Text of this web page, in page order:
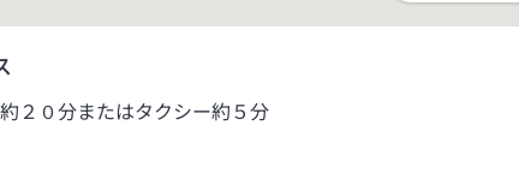
２０分またはタクシー約５分